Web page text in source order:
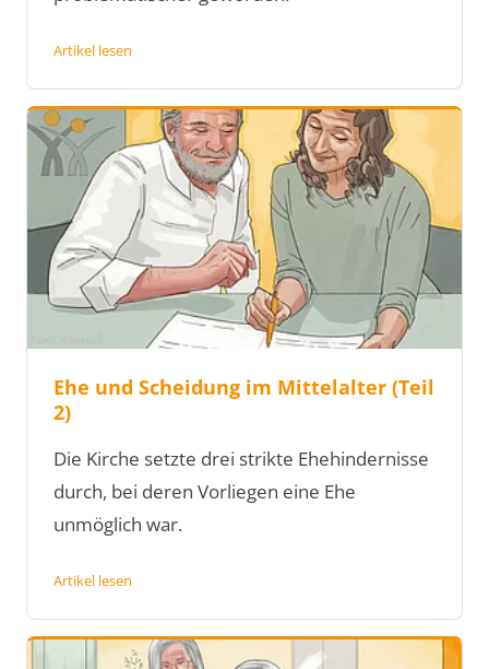
Artikel lesen
Ehe und Scheidung im Mittelalter (Teil
2)
Die Kirche setzte drei strikte Ehehindernisse
durch, bei deren Vorliegen eine Ehe
unmöglich war.
Artikel lesen